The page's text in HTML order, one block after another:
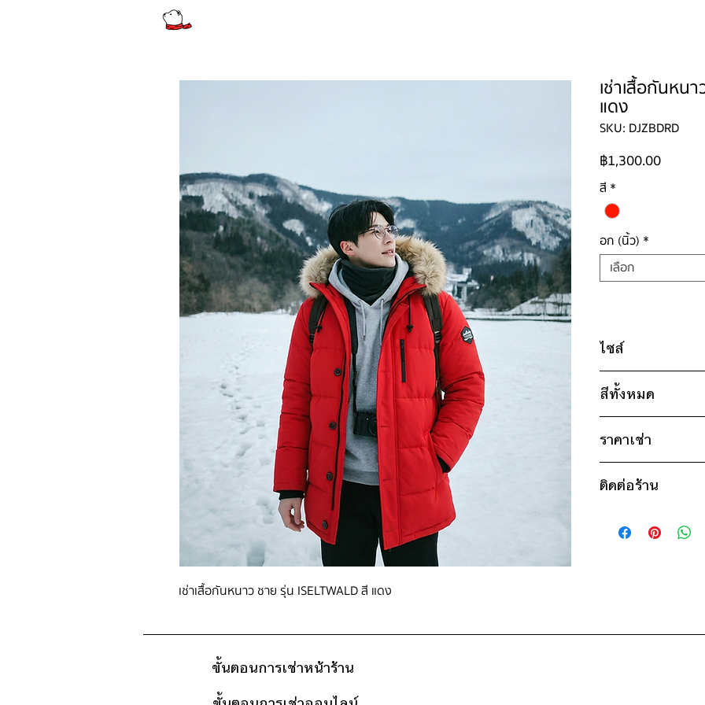
เช่าเสื้อกันหนาว ชาย รุ่น ISELTWALD สี แดง
เช่าเสื้อกันหน
แดง
SKU: DJZBDRD
฿1,300.00ราคา
สี *
อก (นิ้ว) *
เลือก
ไซส์
ไซส์ : S
อก 44" / เอว 44"
แขน 22" / ยาว
ไซส์ : 2XL
แขน 24" / ยาว 33"
* สินค้าจริงอาจมีขนา
สีทั้งหมด
น้ำตาล
ขาว
ราคาเช่า
ดูวิธีนับวันด้านล่าง
สอบถามราคา
ติดต่อร้าน
ดูแผนที่ร้าน
ขั้นตอนการเช่าหน้าร้าน